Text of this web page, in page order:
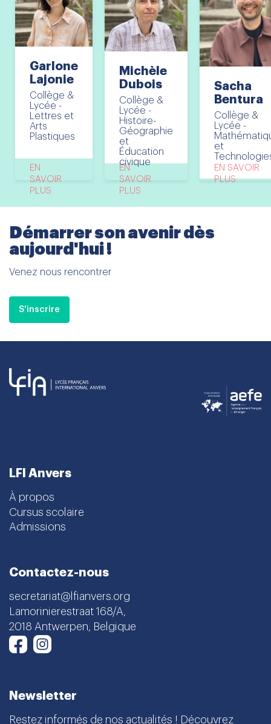
Garlone
Lajonie
Collège &
Lycée -
Lettres et
Arts
Plastiques
EN
SAVOIR
PLUS
Michèle
Dubois
Collège &
Lycée -
Histoire-
Géographie
et
Éducation
civique
EN
SAVOIR
PLUS
Sacha
Bentura
Collège &
Lycée -
et
EN SAVOIR
PLUS
Démarrer son avenir dès
aujourd'hui !
Venez nous rencontrer
S'inscrire
LFI Anvers
À propos
Cursus scolaire
Admissions
Contactez-nous
secretariat@lfianvers.org
Lamorinierestraat 168/A,
2018 Antwerpen, Belgique
FacebookInstagram
Newsletter
Restez informés de nos actualités ! Découvrez